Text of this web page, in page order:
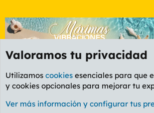
Foro General
Cookies
PL OLDSTYLE AMARILLO
Valoramos tu privacidad
Utilizamos cookies esenciales para que
y cookies opcionales para mejorar tu
Ver más información y configurar tus